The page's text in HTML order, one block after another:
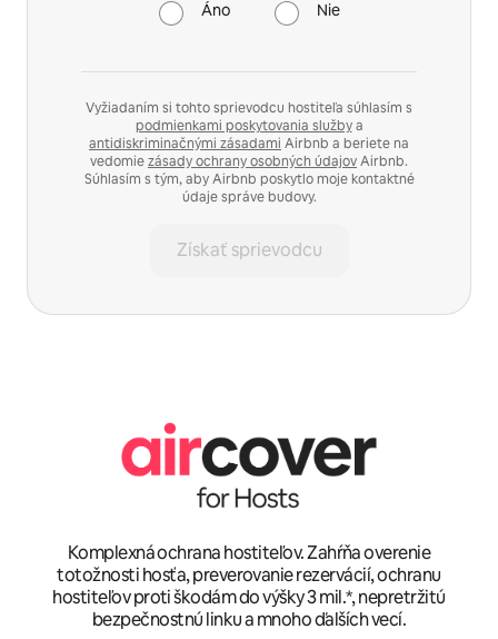
Áno Nie
Vyžiadaním si tohto sprievodcu hostiteľa súhlasím s
podmienkami poskytovania službya
antidiskriminačnými zásadami Airbnb a beriete na
vedomiezásady ochrany osobných údajovAirbnb.
Súhlasím s tým, aby Airbnb poskytlo moje kontaktné
údaje správe budovy.
Získať sprievodcu
Komplexná ochrana hostiteľov. Zahŕňa overenie
totožnosti hosťa, preverovanie rezervácií, ochranu
hostiteľov proti škodám do výšky 3 mil.*, nepretržitú
bezpečnostnú linku a mnoho ďalších vecí.